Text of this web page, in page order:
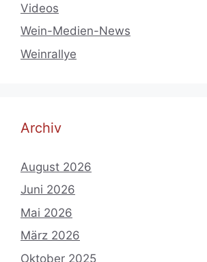
Videos
Wein-Medien-News
Weinrallye
Archiv
August 2026
Juni 2026
Mai 2026
März 2026
Oktober 2025